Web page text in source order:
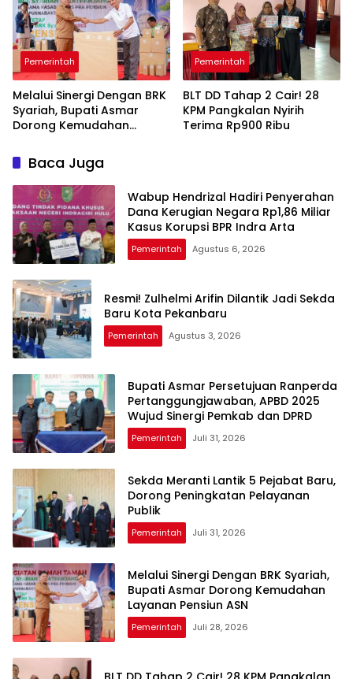
Pemerintah
Melalui Sinergi Dengan BRK
Syariah, Bupati Asmar
Dorong Kemudahan
Pemerintah
BLT DD Tahap 2 Cair! 28
KPM Pangkalan Nyirih
Terima Rp900 Ribu
Baca Juga
Wabup Hendrizal Hadiri Penyerahan
Dana Kerugian Negara Rp1,86 Miliar
Kasus Korupsi BPR Indra Arta
Pemerintah Agustus 6, 2026
Resmi! Zulhelmi Arifin Dilantik Jadi Sekda
Baru Kota Pekanbaru
Pemerintah Agustus 3, 2026
Bupati Asmar Persetujuan Ranperda
Pertanggungjawaban, APBD 2025
Wujud Sinergi Pemkab dan DPRD
Pemerintah Juli 31, 2026
Sekda Meranti Lantik 5 Pejabat Baru,
Dorong Peningkatan Pelayanan
Publik
Pemerintah Juli 31, 2026
Melalui Sinergi Dengan BRK Syariah,
Bupati Asmar Dorong Kemudahan
Layanan Pensiun ASN
Pemerintah Juli 28, 2026